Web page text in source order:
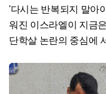
'다시는 반복되지 말아
워진 이스라엘이 지금
단학살 논란의 중심에